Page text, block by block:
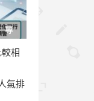
專
曝三
相
氣排